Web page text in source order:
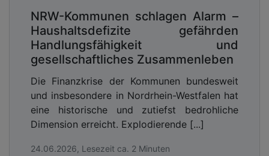
NRW-Kommunen schlagen Alarm –
Haushaltsdefizite gefährden
Handlungsfähigkeit und
gesellschaftliches Zusammenleben
Die Finanzkrise der Kommunen bundesweit
und insbesondere in Nordrhein-Westfalen hat
eine historische und zutiefst bedrohliche
Dimension erreicht. Explodierende [...]
24.06.2026, Lesezeit ca. 2 Minuten